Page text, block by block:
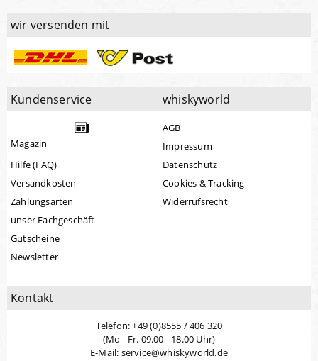
wir versenden mit
Kundenservice
Magazin
Hilfe (FAQ)
Versandkosten
Zahlungsarten
unser Fachgeschäft
Gutscheine
Newsletter
whiskyworld
AGB
Impressum
Datenschutz
Cookies & Tracking
Widerrufsrecht
Kontakt
Telefon: +49 (0)8555 / 406 320
(Mo - Fr. 09.00 - 18.00 Uhr)
E-Mail: service@whiskyworld.de